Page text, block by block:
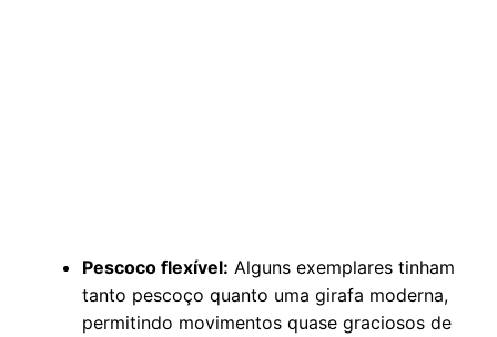
Pescoco flexível: Alguns exemplares tinham
tanto pescoço quanto uma girafa moderna,
permitindo movimentos quase graciosos de